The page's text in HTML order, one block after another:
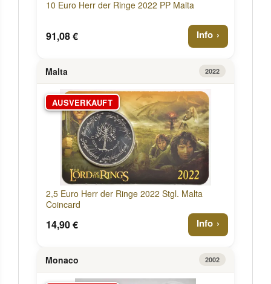
10 Euro Herr der Ringe 2022 PP Malta
91,08 € Info
Malta 2022
AUSVERKAUFT
2,5 Euro Herr der Ringe 2022 Stgl. Malta
Coincard
14,90 € Info
Monaco 2002